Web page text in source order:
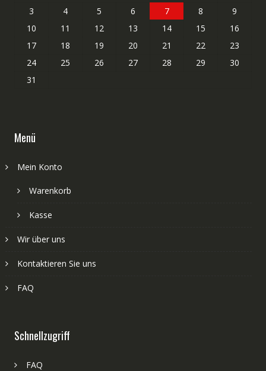
3
4 5 6 7 8
9
10
11 12 13 14 15
16
17
18 19 20 21 22
23
24
25 26 27 28 29
30
31
Menü
Mein Konto
Warenkorb
Kasse
Wir über uns
Kontaktieren Sie uns
FAQ
Schnellzugriff
FAQ